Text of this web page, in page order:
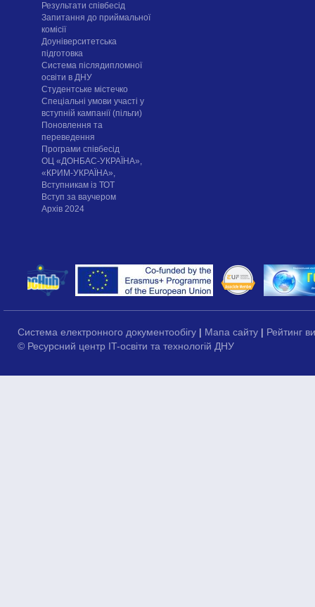
Результати співбесід
Запитання до приймальної
комісії
Доуніверситетська
підготовка
Система післядипломної
освіти в ДНУ
Cтудентське містечко
Спеціальні умови участі у
вступній кампанії (пільги)
Поновлення та
переведення
Програми співбесід
ОЦ «ДОНБАС-УКРАЇНА»,
«КРИМ-УКРАЇНА»,
Вступникам із ТОТ
Вступ за ваучером
Архів 2024
Система електронного документообігу | Мапа сайту | Рейтинг
© Ресурсний центр IT-освіти та технологій ДНУ